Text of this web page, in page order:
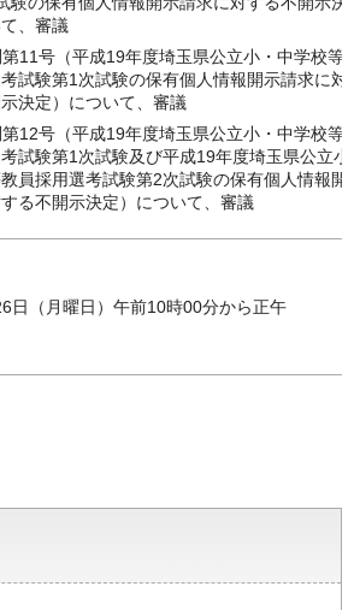
、審議
第11号（平成19年度埼玉県公立小・中学校等
試験第1次試験の保有個人情報開示請求に対
決定）について、審議
第12号（平成19年度埼玉県公立小・中学校等
試験第1次試験及び平成19年度埼玉県公立小
員採用選考試験第2次試験の保有個人情報開
る不開示決定）について、審議
日（月曜日）午前10時00分から正午